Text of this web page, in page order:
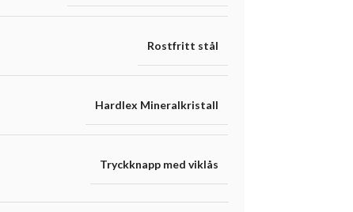
Rostfritt stål
Hardlex Mineralkristall
Tryckknapp med viklås